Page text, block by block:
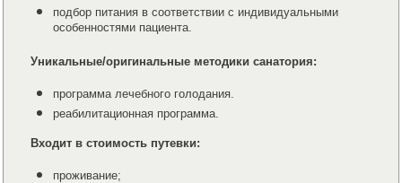
подбор питания в соответствии с индивидуальными
особенностями пациента.
Уникальные/оригинальные методики санатория:
программа лечебного голодания.
реабилитационная программа.
Входит в стоимость путевки:
проживание;